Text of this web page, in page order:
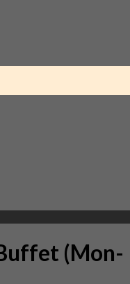
(Mon-